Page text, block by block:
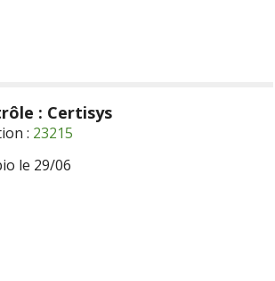
: Certisys
: 23215
le 29/06